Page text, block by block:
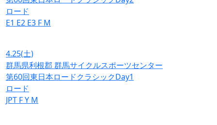
ロード
E1 E2 E3 F M
4.25(土)
群馬県利根郡 群馬サイクルスポーツセンター
第60回東日本ロードクラシックDay1
ロード
JPT FY M